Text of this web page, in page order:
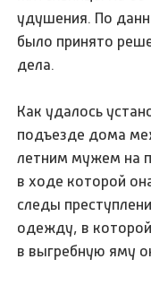
удушения. По
было принято
дела.
Как удалось
подъезде дома
летним мужем на
в ходе которой
следы
одежду, в
в выгребную яму